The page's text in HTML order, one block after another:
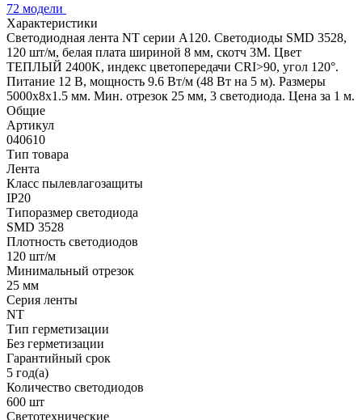
72 модели
Характеристики
Светодиодная лента NT серии A120. Светодиоды SMD 3528,
120 шт/м, белая плата шириной 8 мм, скотч 3M. Цвет
ТЕПЛЫЙ 2400K, индекс цветопередачи CRI>90, угол 120°.
Питание 12 В, мощность 9.6 Вт/м (48 Вт на 5 м). Размеры
5000x8x1.5 мм. Мин. отрезок 25 мм, 3 светодиода. Цена за 1 м.
Общие
Артикул
040610
Тип товара
Лента
Класс пылевлагозащиты
IP20
Типоразмер светодиода
SMD 3528
Плотность светодиодов
120 шт/м
Минимальный отрезок
25 мм
Серия ленты
NT
Тип герметизации
Без герметизации
Гарантийный срок
5 год(а)
Количество светодиодов
600 шт
Светотехнические